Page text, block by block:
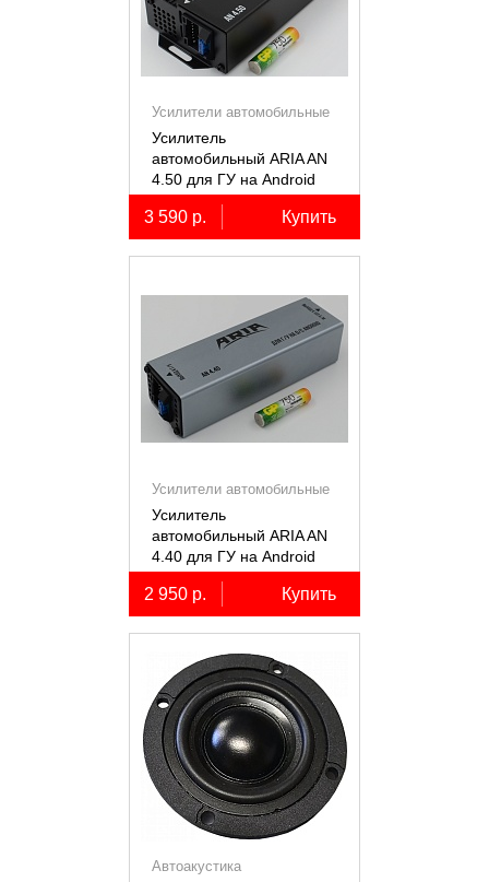
Усилители автомобильные
Усилитель
автомобильный ARIA AN
4.50 для ГУ на Android
3 590 р. Купить
Усилители автомобильные
Усилитель
автомобильный ARIA AN
4.40 для ГУ на Android
2 950 р. Купить
Автоакустика